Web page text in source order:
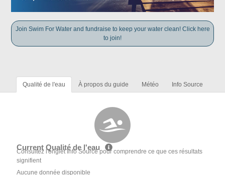
Join Swim For Water and fundraise to keep your water clean! Click here
to join!
Qualité de l'eau À propos du guide Météo Info Source
Current Qualité de l'eau
Consultez l'onglet Info Source pour comprendre ce que ces résultats
signifient
Aucune donnée disponible